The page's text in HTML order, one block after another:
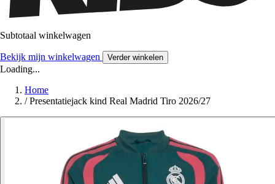
Subtotaal winkelwagen
Bekijk mijn winkelwagen Verder winkelen
Loading...
Home
/ Presentatiejack kind Real Madrid Tiro 2026/27